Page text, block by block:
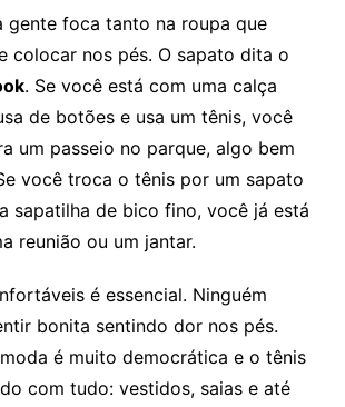
gente foca tanto na roupa que
colocar nos pés. O sapato dita o
. Se você está com uma calça
de botões e usa um tênis, você
um passeio no parque, algo bem
você troca o tênis por um sapato
sapatilha de bico fino, você já está
reunião ou um jantar.
é essencial. Ninguém
bonita sentindo dor nos pés.
é muito democrática e o tênis
com tudo: vestidos, saias e até